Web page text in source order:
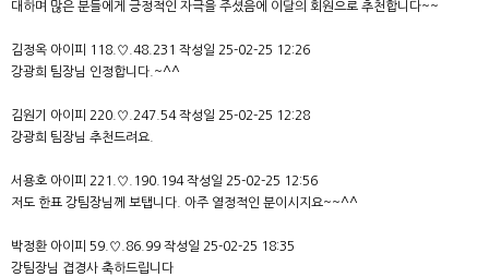
대하며 많은 분들에게 긍정적인 자극을 주셨음에 이달의 회원으로 추천합니다~~
김정옥 아이피 118.♡.48.231 작성일 25-02-25 12:26
강광희 팀장님 인정합니다.~^^
김원기 아이피 220.♡.247.54 작성일 25-02-25 12:28
강광희 팀장님 추천드려요.
서용호 아이피 221.♡.190.194 작성일 25-02-25 12:56
저도 한표 강팀장님께 보탭니다. 아주 열정적인 분이시지요~~^^
박정환 아이피 59.♡.86.99 작성일 25-02-25 18:35
강팀장님 겹경사 축하드립니다